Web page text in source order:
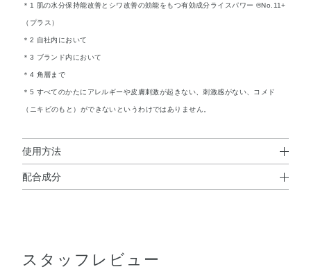
＊1 肌の水分保持能改善とシワ改善の効能をもつ有効成分ライスパワー ®No.11+
（プラス）
＊2 自社内において
＊3 ブランド内において
＊4 角層まで
＊5 すべてのかたにアレルギーや皮膚刺激が起きない、刺激感がない、コメド
（ニキビのもと）ができないというわけではありません。
使用方法
使用方法
※朝は、紫外線防止効果のある化粧品の前に本品をお使いください。
●指先にパール粒くらいの量をとり、肌にていねいになじませます。
配合成分
PEG－9 ポリジメチルシロキシエチル ジメチコン、d－δ－
スタッフレビュー